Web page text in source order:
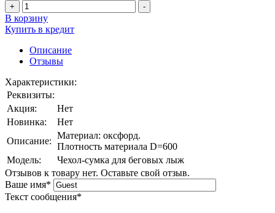
+ -
В корзину
Купить в кредит
Описание
Отзывы
Характеристики:
Реквизиты:
Акция:
Нет
Новинка:
Нет
Описание:
Материал: оксфорд.
Плотность материала D=600
Модель:
Чехол-сумка для беговых лыж
Отзывов к товару нет. Оставьте свой отзыв.
Ваше имя*
Текст сообщения*